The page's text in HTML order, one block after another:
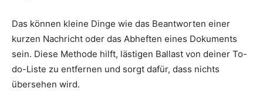
Das können kleine Dinge wie das Beantworten einer
kurzen Nachricht oder das Abheften eines Dokuments
sein. Diese Methode hilft, lästigen Ballast von deiner To-
do-Liste zu entfernen und sorgt dafür, dass nichts
übersehen wird.